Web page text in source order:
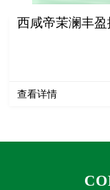
查看详情